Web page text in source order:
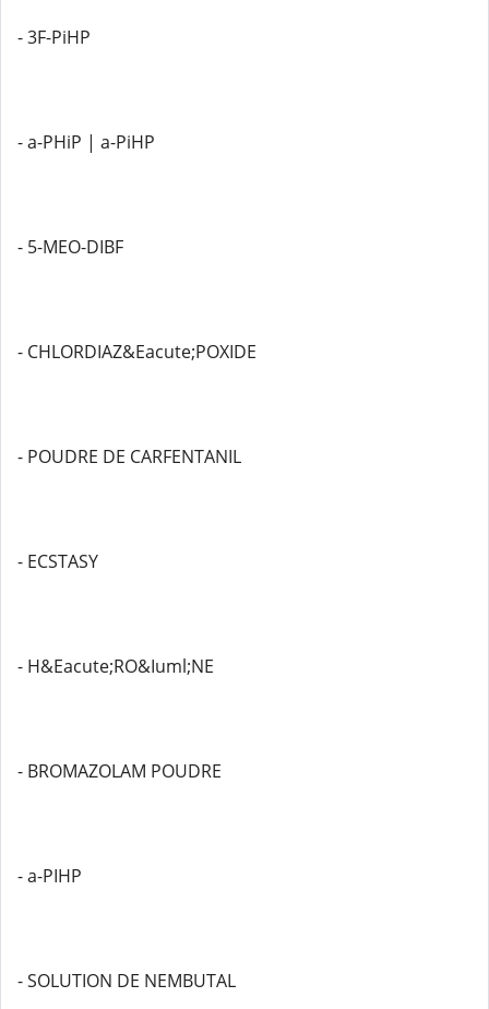
- 3F-PiHP
- a-PHiP | a-PiHP
- 5-MEO-DIBF
- CHLORDIAZ&Eacute;POXIDE
- POUDRE DE CARFENTANIL
- ECSTASY
- H&Eacute;RO&Iuml;NE
- BROMAZOLAM POUDRE
- a-PIHP
- SOLUTION DE NEMBUTAL